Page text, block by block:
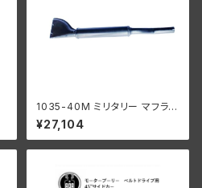
1035-40M ミリタリー マフラー
ブラック
¥27,104